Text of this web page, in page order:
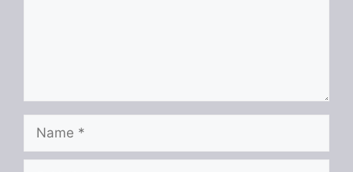
Name